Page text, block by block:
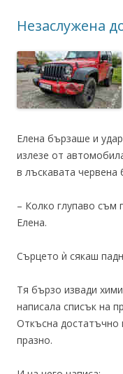
Незаслужена
Елена бързаше и
излезе от
в лъскавата
– Колко глупаво съм
Елена.
Сърцето ѝ сякаш
Тя бързо извади
написала списък на
Откъсна достатъчно
празно.